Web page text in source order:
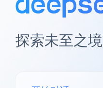
探索未至之境